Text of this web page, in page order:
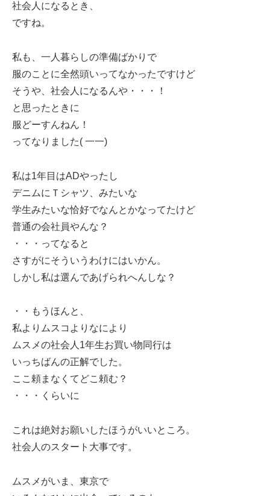
社会人になるとき、
ですね。
私も、一人暮らしの準備ばかりで
服のことに全然頭いってなかったですけど
そうや、社会人になるんや・・・！
と思ったときに
服どーすんねん！
ってなりました( 一一)
私は1年目はADやったし
デニムにＴシャツ、みたいな
学生みたいな恰好でなんとかなってたけど
普通の会社員やんな？
・・・ってなると
さすがにそういうわけにはいかん。
しかし私は選んであげられへんしな？
・・もうほんと、
私よりムスコよりなにより
ムスメの社会人1年生お買い物同行は
いっちばんの正解でした。
ここ頼まなくてどこ頼む？
・・・くらいに
これは絶対お願いしたほうがいいところ。
社会人のスタート大事です。
ムスメがいま、東京で